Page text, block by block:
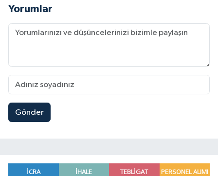
Yorumlar
Gönder